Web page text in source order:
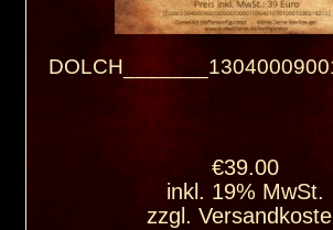
€39.00
inkl. 19% MwSt.
zzgl.